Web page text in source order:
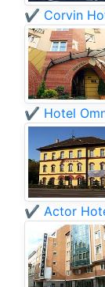
✔️ Corvin
✔️ Hotel
✔️ Actor